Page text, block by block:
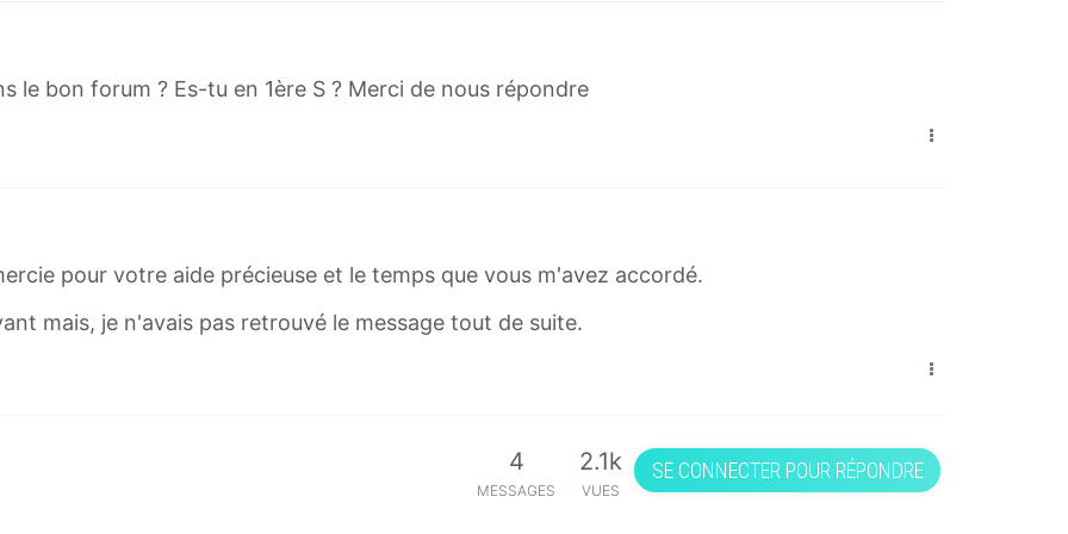
le bon forum ? Es-tu en 1ère S ? Merci de nous répondre
pour votre aide précieuse et le temps que vous m'avez accordé.
mais, je n'avais pas retrouvé le message tout de suite.
4
MESSAGES
2.1k
VUES
SE CONNECTER POUR RÉPONDRE